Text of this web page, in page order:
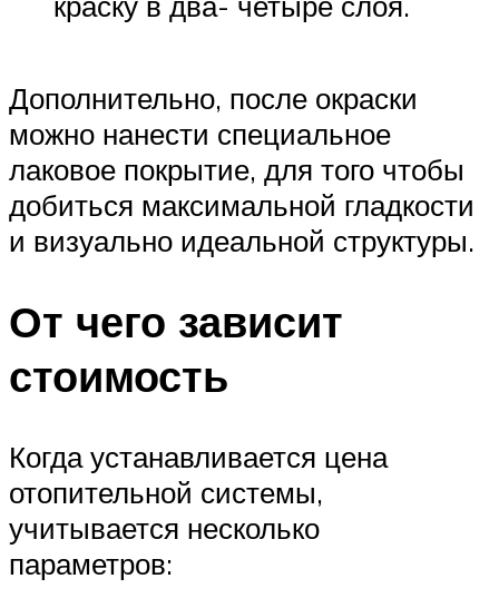
Дополнительно, после окраски
можно нанести специальное
лаковое покрытие, для того чтобы
добиться максимальной гладкости
и визуально идеальной структуры.
От чего зависит
стоимость
Когда устанавливается цена
отопительной системы,
учитывается несколько
параметров: